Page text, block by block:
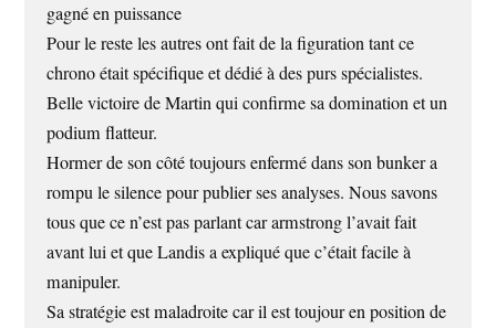
gagné en puissance
Pour le reste les autres ont fait de la figuration tant ce
chrono était spécifique et dédié à des purs spécialistes.
Belle victoire de Martin qui confirme sa domination et un
podium flatteur.
Hormer de son côté toujours enfermé dans son bunker a
rompu le silence pour publier ses analyses. Nous savons
tous que ce n’est pas parlant car armstrong l’avait fait
avant lui et que Landis a expliqué que c’était facile à
manipuler.
Sa stratégie est maladroite car il est toujour en position de